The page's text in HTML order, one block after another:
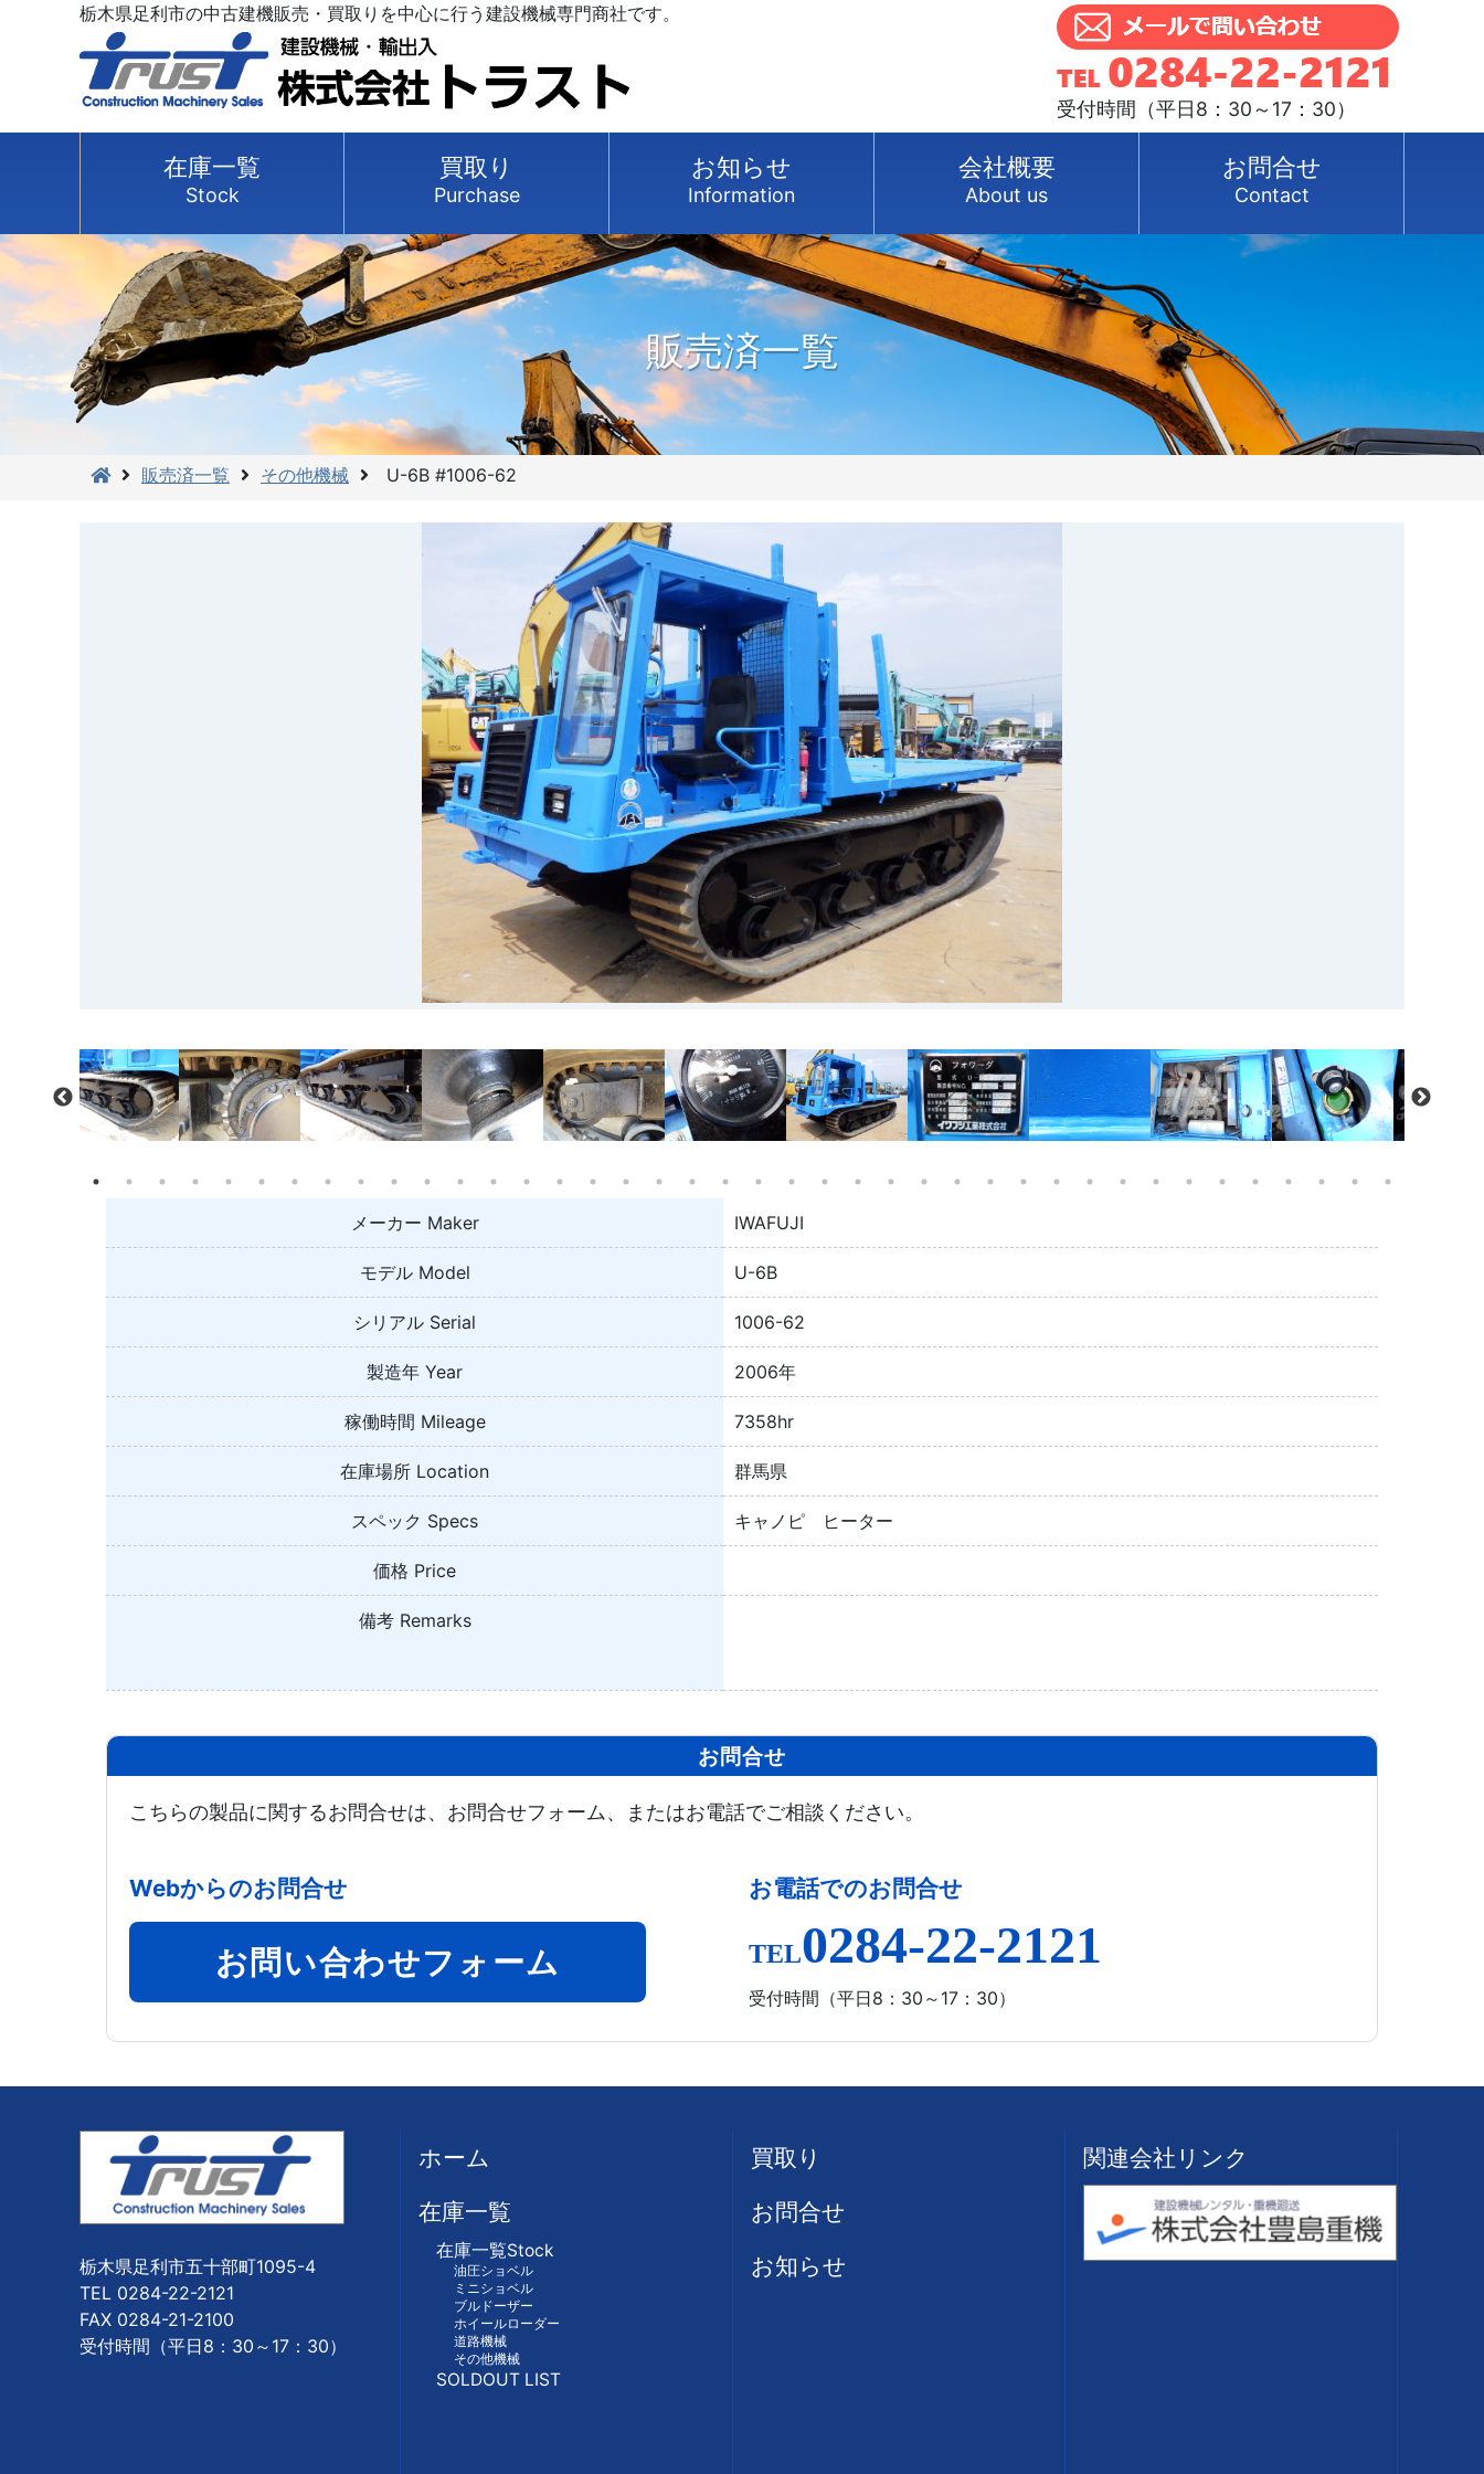
栃木県足利市の中古建機販売・買取りを中心に行う建設機械専門商社です。
受付時間（平日8：30～17：30）
在庫一覧
Stock
買取り
Purchase
お知らせ
Information
会社概要
About us
お問合せ
Contact
販売済一覧
販売済一覧 その他機械 U-6B #1006-62
メーカー Maker IWAFUJI
モデル Model U-6B
シリアル Serial 1006-62
製造年 Year 2006年
稼働時間 Mileage 7358hr
在庫場所 Location 群馬県
スペック Specs キャノピ ヒーター
価格 Price
備考 Remarks
お問合せ
こちらの製品に関するお問合せは、お問合せフォーム、またはお電話でご相談ください。
Webからのお問合せ
お問い合わせフォーム
お電話でのお問合せ
TEL0284-22-2121
受付時間（平日8：30～17：30）
栃木県足利市五十部町1095-4
TEL 0284-22-2121
FAX 0284-21-2100
受付時間（平日8：30～17：30）
ホーム
在庫一覧
在庫一覧Stock
油圧ショベル
ミニショベル
ブルドーザー
ホイールローダー
道路機械
その他機械
SOLDOUT LIST
買取り
お問合せ
お知らせ
関連会社リンク